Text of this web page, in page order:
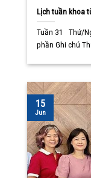
Lịch tuần khoa
Tuần 31 Thứ/
phần Ghi chú
15
Jun